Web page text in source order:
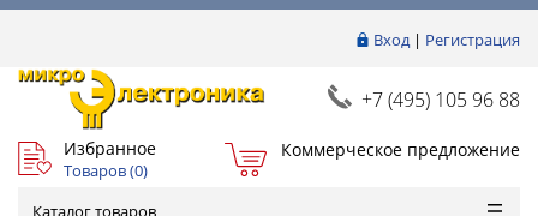
Вход| Регистрация
+7 (495) 105 96 88
Избранное
Товаров (0)
Коммерческое предложение
Каталог товаров